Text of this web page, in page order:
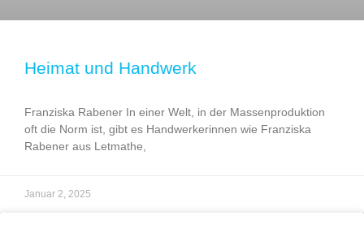
Heimat und Handwerk
Franziska Rabener In einer Welt, in der Massenproduktion
oft die Norm ist, gibt es Handwerkerinnen wie Franziska
Rabener aus Letmathe,
Januar 2, 2025